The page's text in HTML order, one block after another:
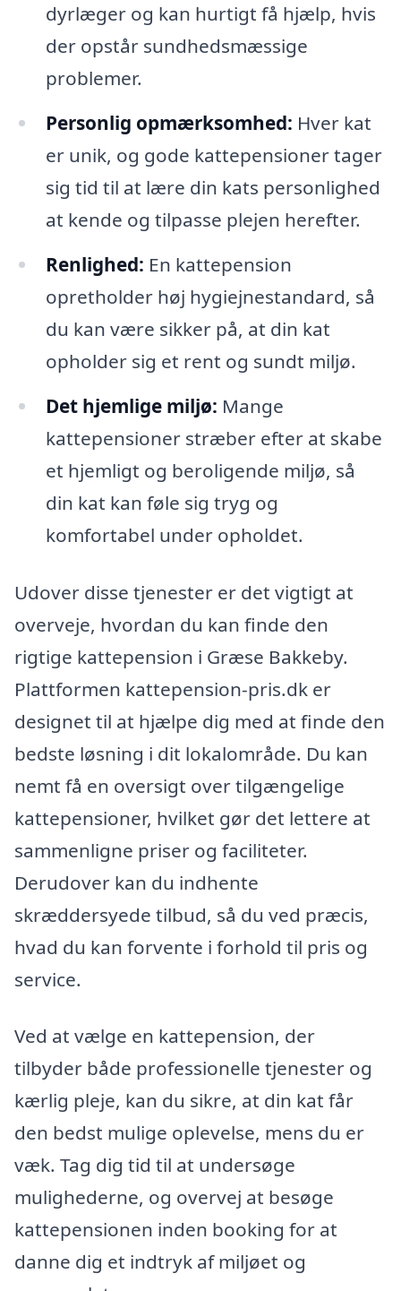
dyrlæger og kan hurtigt få hjælp, hvis
der opstår sundhedsmæssige
problemer.
Personlig opmærksomhed: Hver kat
er unik, og gode kattepensioner tager
sig tid til at lære din kats personlighed
at kende og tilpasse plejen herefter.
Renlighed: En kattepension
opretholder høj hygiejnestandard, så
du kan være sikker på, at din kat
opholder sig et rent og sundt miljø.
Det hjemlige miljø: Mange
kattepensioner stræber efter at skabe
et hjemligt og beroligende miljø, så
din kat kan føle sig tryg og
komfortabel under opholdet.
Udover disse tjenester er det vigtigt at
overveje, hvordan du kan finde den
rigtige kattepension i Græse Bakkeby.
Plattformen kattepension-pris.dk er
designet til at hjælpe dig med at finde den
bedste løsning i dit lokalområde. Du kan
nemt få en oversigt over tilgængelige
kattepensioner, hvilket gør det lettere at
sammenligne priser og faciliteter.
Derudover kan du indhente
skræddersyede tilbud, så du ved præcis,
hvad du kan forvente i forhold til pris og
service.
Ved at vælge en kattepension, der
tilbyder både professionelle tjenester og
kærlig pleje, kan du sikre, at din kat får
den bedst mulige oplevelse, mens du er
væk. Tag dig tid til at undersøge
mulighederne, og overvej at besøge
kattepensionen inden booking for at
danne dig et indtryk af miljøet og